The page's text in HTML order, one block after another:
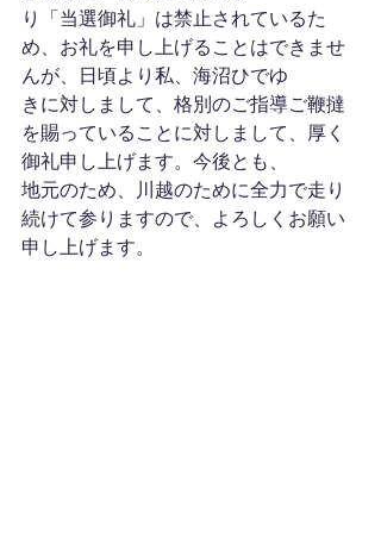
り「当選御礼」は禁止されているた
め、お礼を申し上げることはできませ
んが、日頃より私、海沼ひでゆ
きに対しまして、格別のご指導ご鞭撻
を賜っていることに対しまして、厚く
御礼申し上げます。今後とも、
地元のため、川越のために全力で走り
続けて参りますので、よろしくお願い
申し上げます。